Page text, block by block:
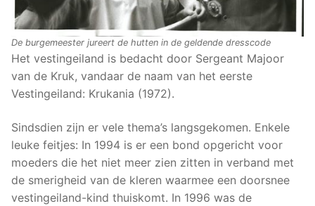
De burgemeester jureert de hutten in de geldende dresscode
Het vestingeiland is bedacht door Sergeant Majoor
van de Kruk, vandaar de naam van het eerste
Vestingeiland: Krukania (1972).
Sindsdien zijn er vele thema’s langsgekomen. Enkele
leuke feitjes: In 1994 is er een bond opgericht voor
moeders die het niet meer zien zitten in verband met
de smerigheid van de kleren waarmee een doorsnee
vestingeiland-kind thuiskomt. In 1996 was de